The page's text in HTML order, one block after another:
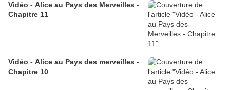
Vidéo - Alice au Pays des Merveilles -
Chapitre 11
Vidéo - Alice au Pays des merveilles -
Chapitre 10